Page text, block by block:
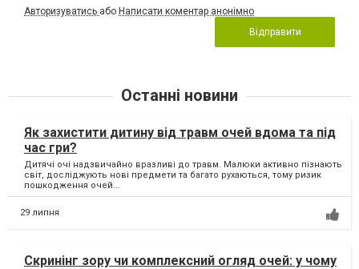
Авторизуватись або Написати коментар анонімно
Відправити
Останні новини
Як захистити дитину від травм очей вдома та під
час гри?
Дитячі очі надзвичайно вразливі до травм. Малюки активно пізнають
світ, досліджують нові предмети та багато рухаються, тому ризик
пошкодження очей...
29 липня
Скринінг зору чи комплексний огляд очей: у чому